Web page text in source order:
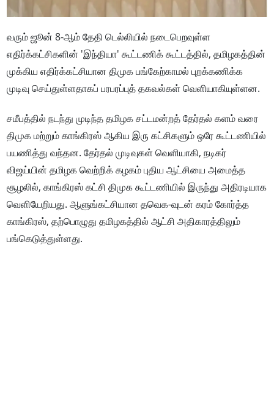
வரும் ஜூன் 8-ஆம் தேதி டெல்லியில் நடைபெறவுள்ள
எதிர்க்கட்சிகளின் 'இந்தியா' கூட்டணிக் கூட்டத்தில், தமிழகத்தின்
முக்கிய எதிர்க்கட்சியான திமுக பங்கேற்காமல் புறக்கணிக்க
முடிவு செய்துள்ளதாகப் பரபரப்புத் தகவல்கள் வெளியாகியுள்ளன.
சமீபத்தில் நடந்து முடிந்த தமிழக சட்டமன்றத் தேர்தல் களம் வரை
திமுக மற்றும் காங்கிரஸ் ஆகிய இரு கட்சிகளும் ஒரே கூட்டணியில்
பயணித்து வந்தன. தேர்தல் முடிவுகள் வெளியாகி, நடிகர்
விஜய்யின் தமிழக வெற்றிக் கழகம் புதிய ஆட்சியை அமைத்த
சூழலில், காங்கிரஸ் கட்சி திமுக கூட்டணியில் இருந்து அதிரடியாக
வெளியேறியது. ஆளுங்கட்சியான தவெக-வுடன் கரம் கோர்த்த
காங்கிரஸ், தற்பொழுது தமிழகத்தில் ஆட்சி அதிகாரத்திலும்
பங்கெடுத்துள்ளது.